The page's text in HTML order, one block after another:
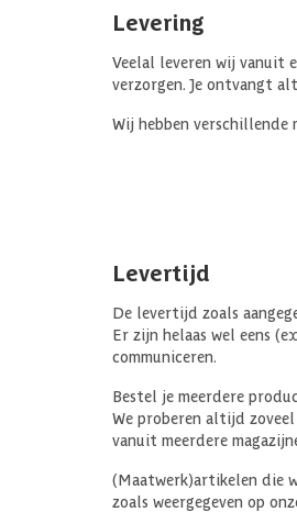
Levering
Veelal leveren wij vanuit
verzorgen. Je ontvangt
Wij hebben verschillende
Levertijd
De levertijd zoals
Er zijn helaas wel eens
communiceren.
Bestel je meerdere
We proberen altijd
vanuit meerdere
(Maatwerk)artikelen die
zoals weergegeven op